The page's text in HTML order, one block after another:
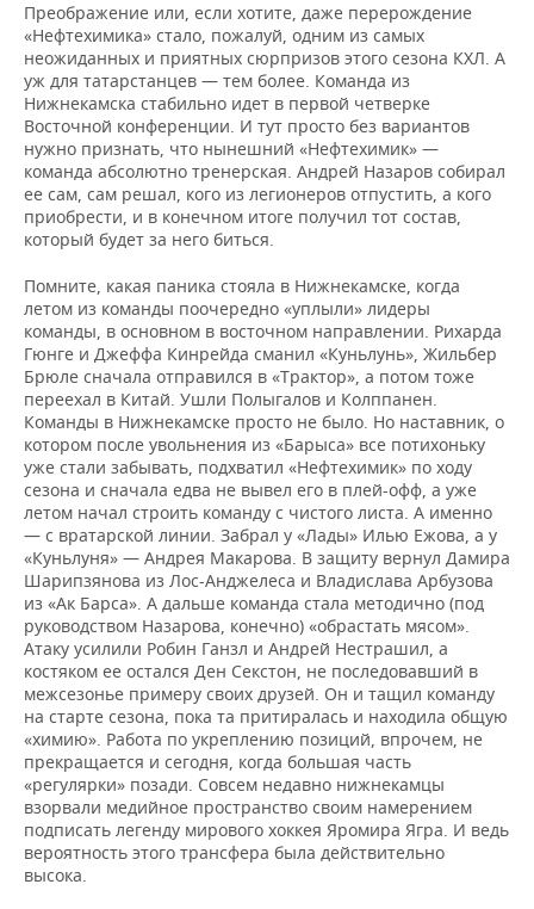
ВОДНЫЕ ВИДЫ СПОРТА
ХОККЕЙ С МЯЧОМ
ОБРАЗОВАНИЕ
ПРОИСШЕСТВИЯ
Преображение или, если хотите, даже перерождение
«Нефтехимика» стало, пожалуй, одним из самых
неожиданных и приятных сюрпризов этого сезона КХЛ. А
уж для татарстанцев — тем более. Команда из
Нижнекамска стабильно идет в первой четверке
Восточной конференции. И тут просто без вариантов
нужно признать, что нынешний «Нефтехимик» —
команда абсолютно тренерская. Андрей Назаров собирал
ее сам, сам решал, кого из легионеров отпустить, а кого
приобрести, и в конечном итоге получил тот состав,
который будет за него биться.
Помните, какая паника стояла в Нижнекамске, когда
летом из команды поочередно «уплыли» лидеры
команды, в основном в восточном направлении. Рихарда
Гюнге и Джеффа Кинрейда сманил «Куньлунь», Жильбер
Брюле сначала отправился в «Трактор», а потом тоже
переехал в Китай. Ушли Полыгалов и Колппанен.
Команды в Нижнекамске просто не было. Но наставник, о
котором после увольнения из «Барыса» все потихоньку
уже стали забывать, подхватил «Нефтехимик» по ходу
сезона и сначала едва не вывел его в плей-офф, а уже
летом начал строить команду с чистого листа. А именно
— с вратарской линии. Забрал у «Лады» Илью Ежова, а у
«Куньлуня» — Андрея Макарова. В защиту вернул Дамира
Шарипзянова из Лос-Анджелеса и Владислава Арбузова
из «Ак Барса». А дальше команда стала методично (под
руководством Назарова, конечно) «обрастать мясом».
Атаку усилили Робин Ганзл и Андрей Нестрашил, а
костяком ее остался Ден Секстон, не последовавший в
межсезонье примеру своих друзей. Он и тащил команду
на старте сезона, пока та притиралась и находила общую
«химию». Работа по укреплению позиций, впрочем, не
прекращается и сегодня, когда большая часть
«регулярки» позади. Совсем недавно нижнекамцы
взорвали медийное пространство своим намерением
подписать легенду мирового хоккея Яромира Ягра. И ведь
вероятность этого трансфера была действительно
высока.